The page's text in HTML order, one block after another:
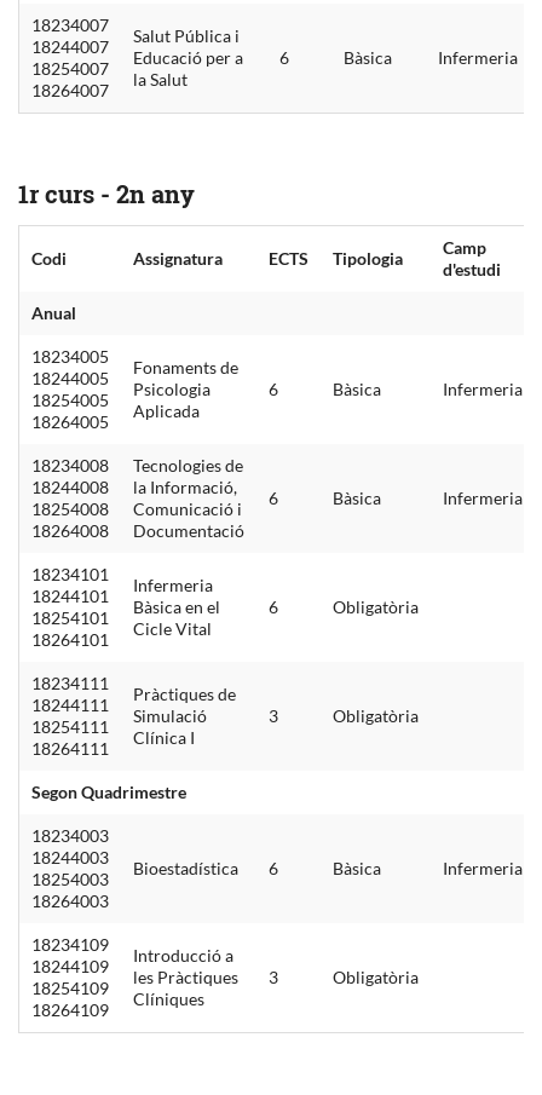
18234007
18244007
18254007
18264007
Salut Pública i
Educació per a
la Salut
6 Bàsica Infermeria
1r curs - 2n any
Codi Assignatura ECTS Tipologia
Camp
d'estudi
Anual
18234005
18244005
18254005
18264005
Fonaments de
Psicologia
Aplicada
6 Bàsica Infermeria
18234008
18244008
18254008
18264008
Tecnologies de
la Informació,
Comunicació i
Documentació
6 Bàsica Infermeria
18234101
18244101
18254101
18264101
Infermeria
Bàsica en el
Cicle Vital
6 Obligatòria
18234111
18244111
18254111
18264111
Pràctiques de
Simulació
Clínica I
3 Obligatòria
Segon Quadrimestre
18234003
18244003
18254003
18264003
Bioestadística 6 Bàsica Infermeria
18234109
18244109
18254109
18264109
Introducció a
les Pràctiques
Clíniques
3 Obligatòria